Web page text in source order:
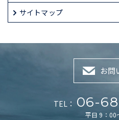
サイトマップ
お問
TEL： 06-
平日 9：00